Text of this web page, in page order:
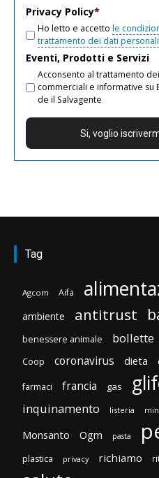
Privacy Policy*
Ho letto e accetto le
trattamento dei dati personali
Eventi, Prodotti e Servizi
Acconsento al trattamento
commerciali e informative su
de il Salvagente
Tag
Agcom Aifa
ambiente antitrust
benessere animale bollette
Coop coronavirus dieta
farmaci francia gas
inquinamento listeria
Monsanto Ogm pasta
plastica privacy richiamo